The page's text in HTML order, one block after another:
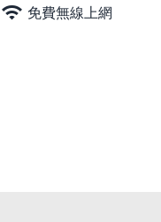
免費無線上網